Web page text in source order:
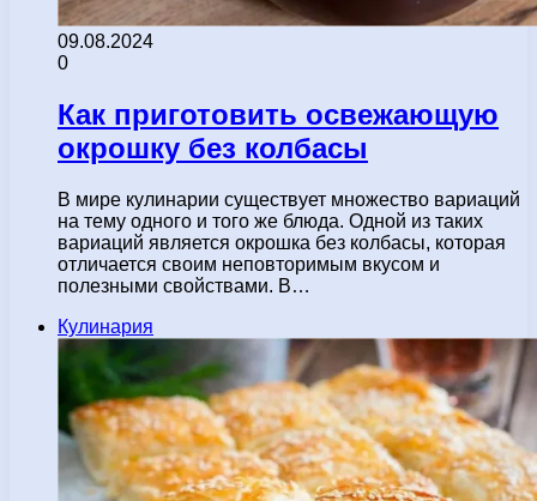
09.08.2024
0
Как приготовить освежающую
окрошку без колбасы
В мире кулинарии существует множество вариаций
на тему одного и того же блюда. Одной из таких
вариаций является окрошка без колбасы, которая
отличается своим неповторимым вкусом и
полезными свойствами. В…
Кулинария